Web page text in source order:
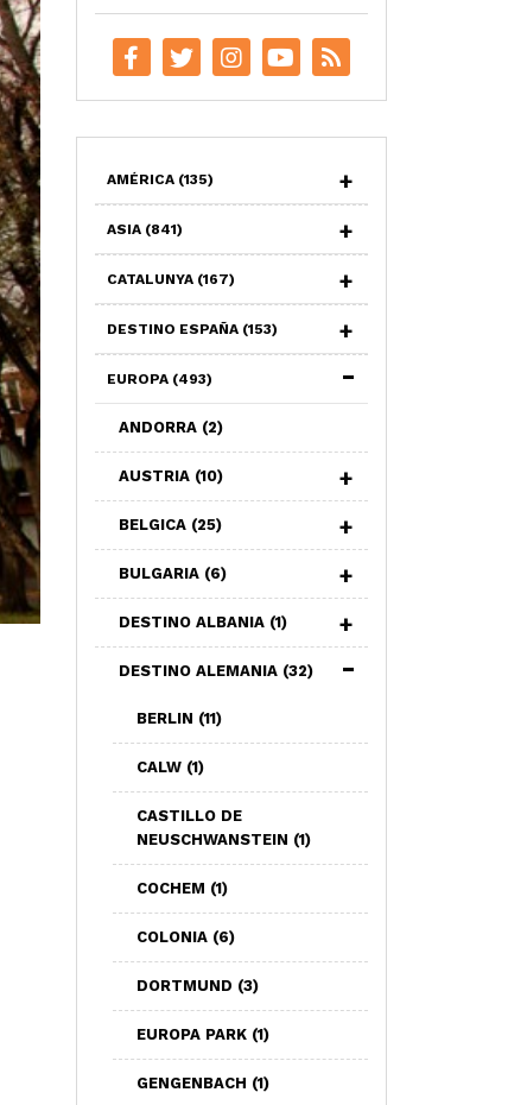
AMÉRICA (135)
ASIA (841)
CATALUNYA (167)
DESTINO ESPAÑA (153)
EUROPA (493)
ANDORRA (2)
AUSTRIA (10)
BELGICA (25)
BULGARIA (6)
DESTINO ALBANIA (1)
DESTINO ALEMANIA (32)
BERLIN (11)
CALW (1)
CASTILLO DE
NEUSCHWANSTEIN (1)
COCHEM (1)
COLONIA (6)
DORTMUND (3)
EUROPA PARK (1)
GENGENBACH (1)